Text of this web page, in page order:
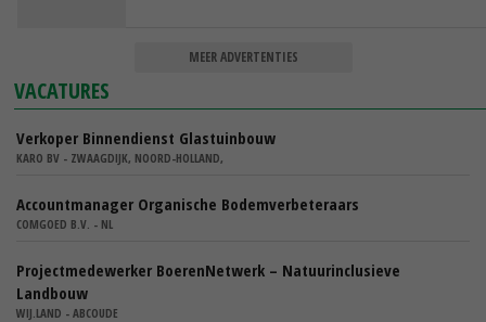
MEER ADVERTENTIES
VACATURES
Verkoper Binnendienst Glastuinbouw
KARO BV - ZWAAGDIJK, NOORD-HOLLAND,
Accountmanager Organische Bodemverbeteraars
COMGOED B.V. - NL
Projectmedewerker BoerenNetwerk – Natuurinclusieve
Landbouw
WIJ.LAND - ABCOUDE